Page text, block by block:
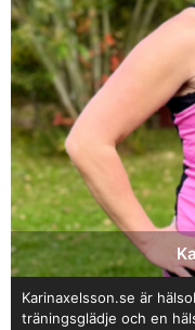
Karinaxelsson.se är
träningsglädje och en